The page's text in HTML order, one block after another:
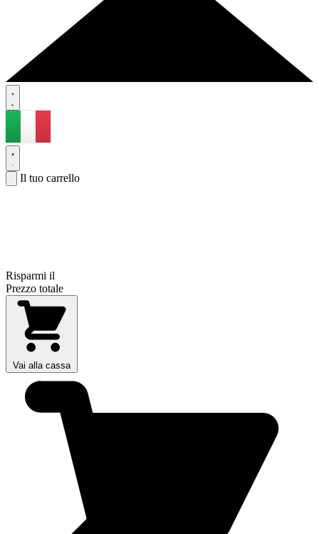
Il tuo carrello
Risparmi il
Prezzo totale
Vai alla cassa